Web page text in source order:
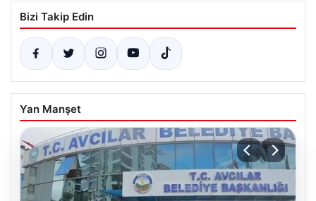
Bizi Takip Edin
Yan Manşet